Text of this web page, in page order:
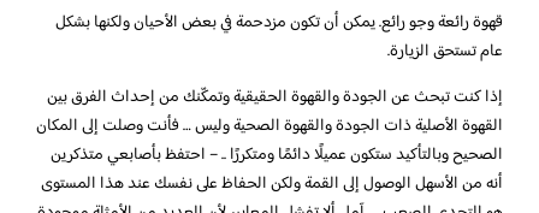
قهوة رائعة وجو رائع. يمكن أن تكون مزدحمة في بعض الأحيان ولكنها بشكل
عام تستحق الزيارة.
إذا كنت تبحث عن الجودة والقهوة الحقيقية وتمكّنك من إحداث الفرق بين
القهوة الأصلية ذات الجودة والقهوة الصحية وليس … فأنت وصلت إلى المكان
الصحيح وبالتأكيد ستكون عميلًا دائمًا ومتكررًا .. – احتفظ بأصابعي متذكرين
أنه من الأسهل الوصول إلى القمة ولكن الحفاظ على نفسك عند هذا المستوى